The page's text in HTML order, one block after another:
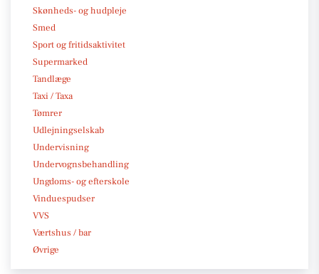
Skønheds- og hudpleje
Smed
Sport og fritidsaktivitet
Supermarked
Tandlæge
Taxi / Taxa
Tømrer
Udlejningselskab
Undervisning
Undervognsbehandling
Ungdoms- og efterskole
Vinduespudser
VVS
Værtshus / bar
Øvrige